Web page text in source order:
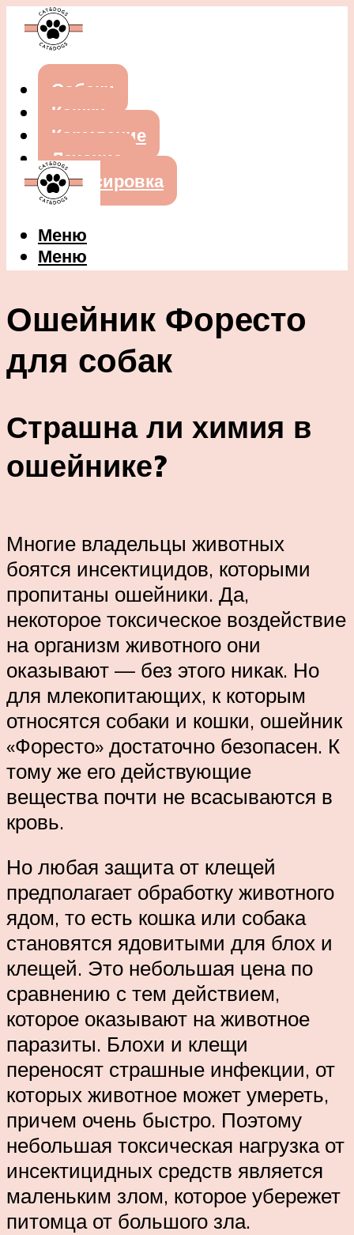
Собаки
Кошки
Кормление
Лечение
Дрессировка
Меню
Меню
Ошейник Форесто
для собак
Страшна ли химия в
ошейнике?
Многие владельцы животных
боятся инсектицидов, которыми
пропитаны ошейники. Да,
некоторое токсическое воздействие
на организм животного они
оказывают — без этого никак. Но
для млекопитающих, к которым
относятся собаки и кошки, ошейник
«Форесто» достаточно безопасен. К
тому же его действующие
вещества почти не всасываются в
кровь.
Но любая защита от клещей
предполагает обработку животного
ядом, то есть кошка или собака
становятся ядовитыми для блох и
клещей. Это небольшая цена по
сравнению с тем действием,
которое оказывают на животное
паразиты. Блохи и клещи
переносят страшные инфекции, от
которых животное может умереть,
причем очень быстро. Поэтому
небольшая токсическая нагрузка от
инсектицидных средств является
маленьким злом, которое убережет
питомца от большого зла.